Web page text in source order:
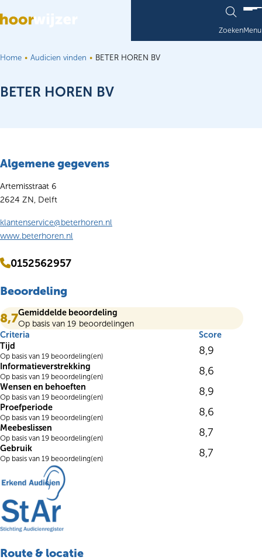
ZoekenMenu
Home Audicien vinden BETER HOREN BV
BETER HOREN BV
Algemene gegevens
Artemisstraat 6
2624 ZN, Delft
klantenservice@beterhoren.nl
www.beterhoren.nl
0152562957
Beoordeling
8,7Gemiddelde beoordeling
Op basis van 19 beoordelingen
Criteria
Score
Tijd
Op basis van 19 beoordeling(en) 8,9
Informatieverstrekking
Op basis van 19 beoordeling(en) 8,6
Wensen en behoeften
Op basis van 19 beoordeling(en) 8,9
Proefperiode
Op basis van 19 beoordeling(en) 8,6
Meebeslissen
Op basis van 19 beoordeling(en) 8,7
Gebruik
Op basis van 19 beoordeling(en) 8,7
Route & locatie